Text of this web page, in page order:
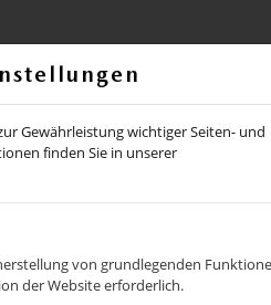
Gewährleistung wichtiger Seiten- und
finden Sie in unserer
von grundlegenden
der Website erforderlich.